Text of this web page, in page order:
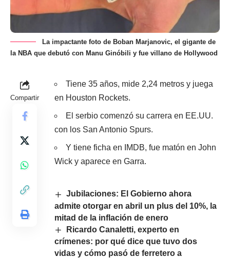
La impactante foto de Boban Marjanovic, el gigante de
la NBA que debutó con Manu Ginóbili y fue villano de Hollywood
Compartir
Tiene 35 años, mide 2,24 metros y juega
en Houston Rockets.
El serbio comenzó su carrera en EE.UU.
con los San Antonio Spurs.
Y tiene ficha en IMDB, fue matón en John
Wick y aparece en Garra.
Jubilaciones: El Gobierno ahora
admite otorgar en abril un plus del 10%, la
mitad de la inflación de enero
Ricardo Canaletti, experto en
crímenes: por qué dice que tuvo dos
vidas y cómo pasó de ferretero a